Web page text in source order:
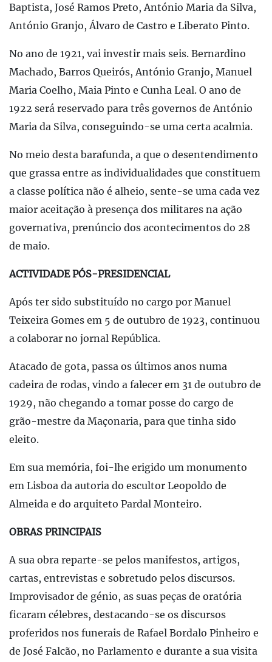
Baptista, José Ramos Preto, António Maria da Silva,
António Granjo, Álvaro de Castro e Liberato Pinto.
No ano de 1921, vai investir mais seis. Bernardino
Machado, Barros Queirós, António Granjo, Manuel
Maria Coelho, Maia Pinto e Cunha Leal. O ano de
1922 será reservado para três governos de António
Maria da Silva, conseguindo-se uma certa acalmia.
No meio desta barafunda, a que o desentendimento
que grassa entre as individualidades que constituem
a classe política não é alheio, sente-se uma cada vez
maior aceitação à presença dos militares na ação
governativa, prenúncio dos acontecimentos do 28
de maio.
ACTIVIDADE PÓS-PRESIDENCIAL
Após ter sido substituído no cargo por Manuel
Teixeira Gomes em 5 de outubro de 1923, continuou
a colaborar no jornal República.
Atacado de gota, passa os últimos anos numa
cadeira de rodas, vindo a falecer em 31 de outubro de
1929, não chegando a tomar posse do cargo de
grão-mestre da Maçonaria, para que tinha sido
eleito.
Em sua memória, foi-lhe erigido um monumento
em Lisboa da autoria do escultor Leopoldo de
Almeida e do arquiteto Pardal Monteiro.
OBRAS PRINCIPAIS
A sua obra reparte-se pelos manifestos, artigos,
cartas, entrevistas e sobretudo pelos discursos.
Improvisador de génio, as suas peças de oratória
ficaram célebres, destacando-se os discursos
proferidos nos funerais de Rafael Bordalo Pinheiro e
de José Falcão, no Parlamento e durante a sua visita